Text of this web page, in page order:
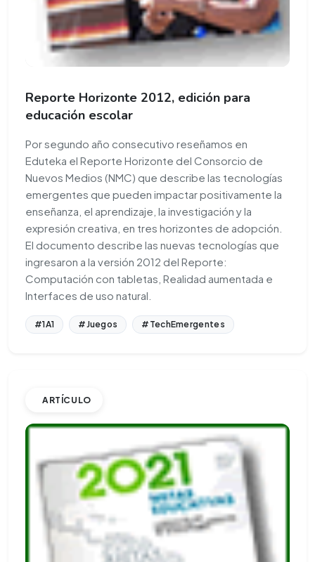
Reporte Horizonte 2012, edición para
educación escolar
Por segundo año consecutivo reseñamos en
Eduteka el Reporte Horizonte del Consorcio de
Nuevos Medios (NMC) que describe las tecnologías
emergentes que pueden impactar positivamente la
enseñanza, el aprendizaje, la investigación y la
expresión creativa, en tres horizontes de adopción.
El documento describe las nuevas tecnologías que
ingresaron a la versión 2012 del Reporte:
Computación con tabletas, Realidad aumentada e
Interfaces de uso natural.
#1A1 #Juegos #TechEmergentes
ARTÍCULO